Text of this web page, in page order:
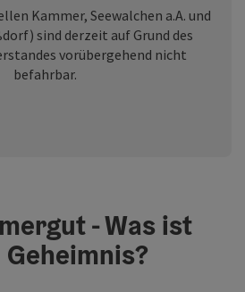
Kammer, Seewalchen a.A. und
sind derzeit auf Grund des
vorübergehend nicht
befahrbar.
- Was ist
Geheimnis?